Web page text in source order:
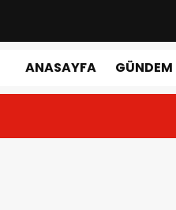
ANASAYFA GÜNDEM